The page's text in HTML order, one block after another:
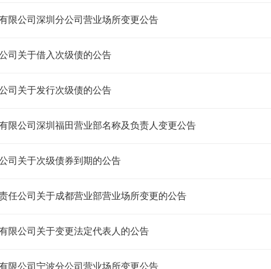
限公司深圳分公司营业场所变更公告
司关于借入次级债的公告
司关于发行次级债的公告
限公司深圳福田营业部名称及负责人变更公告
司关于次级债券到期的公告
任公司关于成都营业部营业场所变更的公告
限公司关于变更法定代表人的公告
限公司宁波分公司营业场所变更公告